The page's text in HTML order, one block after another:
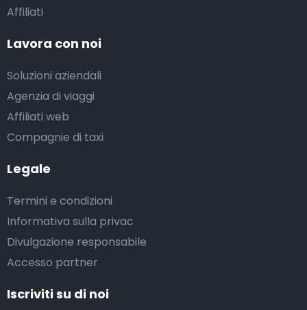
Affiliati
Lavora con noi
Soluzioni aziendali
Agenzia di viaggi
Affiliati web
Compagnie di taxi
Legale
Termini e condizioni
Informativa sulla privac
Divulgazione responsabile
Accesso partner
Iscriviti su di noi